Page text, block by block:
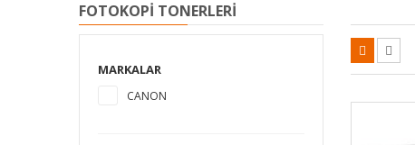
FOTOKOPI TONERLERI
MARKALAR
CANON